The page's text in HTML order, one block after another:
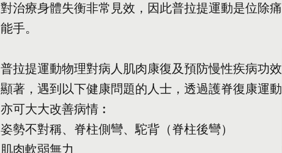
對治療身體失衡非常見效，因此普拉提運動是位除痛
能手。
普拉提運動物理對病人肌肉康復及預防慢性疾病功效
顯著，遇到以下健康問題的人士，透過護脊復康運動
亦可大大改善病情︰
姿勢不對稱、脊柱側彎、駝背（脊柱後彎）
肌肉軟弱無力